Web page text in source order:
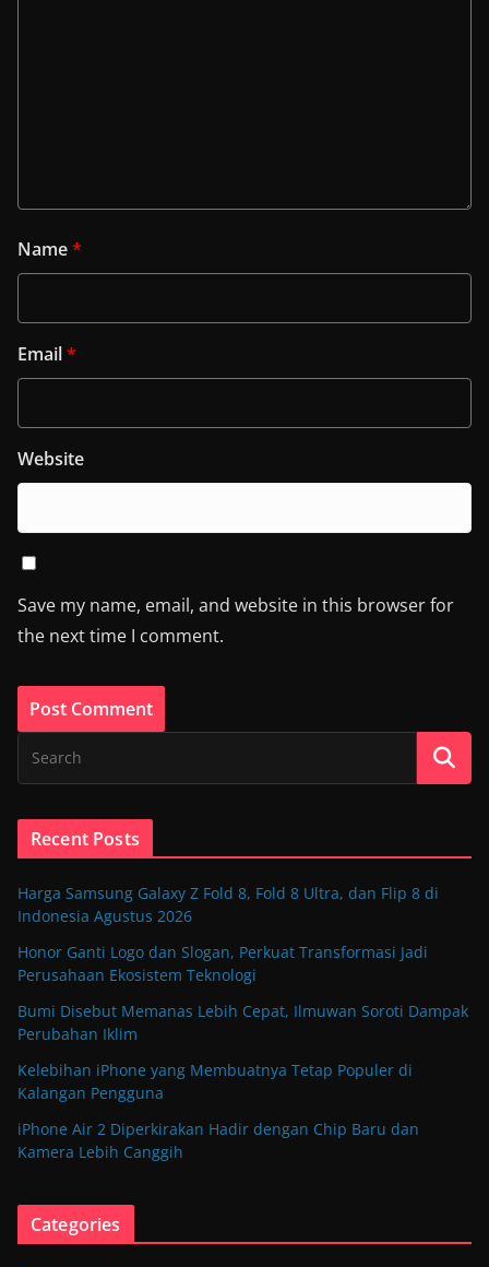
Name*
Email*
Website
Save my name, email, and website in this browser for
the next time I comment.
Recent Posts
Harga Samsung Galaxy Z Fold 8, Fold 8 Ultra, dan Flip 8 di
Indonesia Agustus 2026
Honor Ganti Logo dan Slogan, Perkuat Transformasi Jadi
Perusahaan Ekosistem Teknologi
Bumi Disebut Memanas Lebih Cepat, Ilmuwan Soroti Dampak
Perubahan Iklim
Kelebihan iPhone yang Membuatnya Tetap Populer di
Kalangan Pengguna
iPhone Air 2 Diperkirakan Hadir dengan Chip Baru dan
Kamera Lebih Canggih
Categories